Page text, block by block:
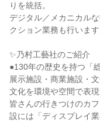
りを統括。
デジタル／メカニカル
クション業務も行います
✨乃村工藝社のご紹介
●130年の歴史を持つ「
展示施設・商業施設・
文化を環境や空間で表現
皆さんの行きつけのカ
設には「ディスプレイ